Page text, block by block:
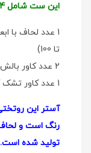
این ست شامل 4 تکه است:
تا 100)
2 عدد کاور بالش با ابعاد 50×70
1 عدد کاور تشک کش‌دوزی شده با ابعاد 25x200x90
آستر این
تولید شده است.